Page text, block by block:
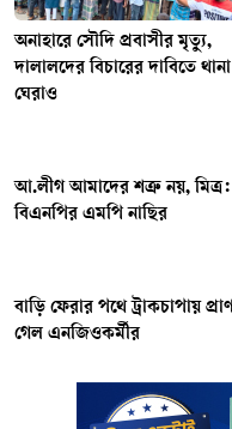
অনাহারে সৌদি প্রবাসীর মৃত্যু,
দালালদের বিচারের দাবিতে থানা
ঘেরাও
আ.লীগ আমাদের শত্রু নয়, মিত্র:
বিএনপির এমপি নাছির
বাড়ি ফেরার পথে ট্রাকচাপায় প্রাণ